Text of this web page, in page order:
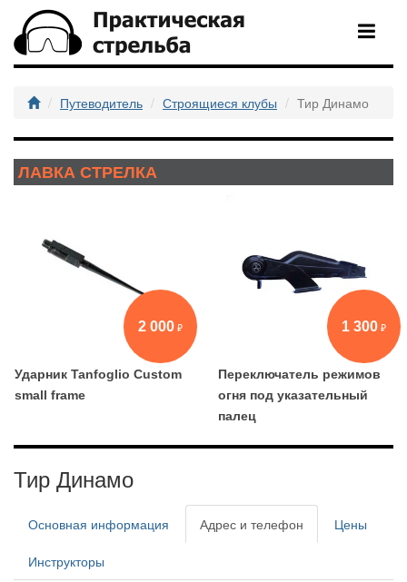
Путеводитель Строящиеся клубы Тир Динамо
ЛАВКА СТРЕЛКА
2 000
Ударник Tanfoglio Custom
small frame
1 300
Переключатель режимов
огня под указательный
палец
Тир Динамо
Основная информация Адрес и телефон Цены
Инструкторы